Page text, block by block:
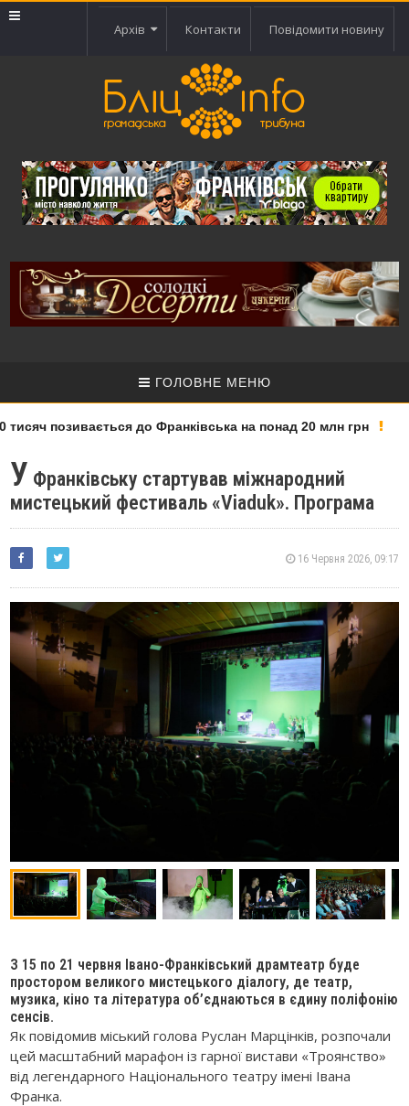
Архів Контакти Повідомити новину
ГОЛОВНЕ МЕНЮ
позивається до Франківська на понад 20 млн грн
У Франківську стартував міжнародний
мистецький фестиваль «Viaduk». Програма
16 Червня 2026, 09:17
З 15 по 21 червня Івано-Франківський драмтеатр буде
простором великого мистецького діалогу, де театр,
музика, кіно та література об’єднаються в єдину поліфонію
сенсів.
Як повідомив міський голова Руслан Марцінків, розпочали
цей масштабний марафон із гарної вистави «Троянство»
від легендарного Національного театру імені Івана
Франка.